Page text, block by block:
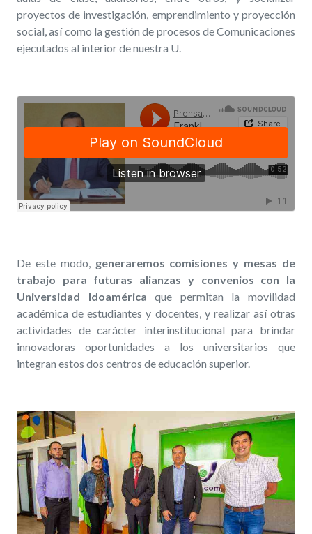
proyectos de investigación, emprendimiento y proyección
social, así como la gestión de procesos de Comunicaciones
ejecutados al interior de nuestra U.
De este modo, generaremos comisiones y mesas de
trabajo para futuras alianzas y convenios con la
Universidad Idoamérica que permitan la movilidad
académica de estudiantes y docentes, y realizar así otras
actividades de carácter interinstitucional para brindar
innovadoras oportunidades a los universitarios que
integran estos dos centros de educación superior.